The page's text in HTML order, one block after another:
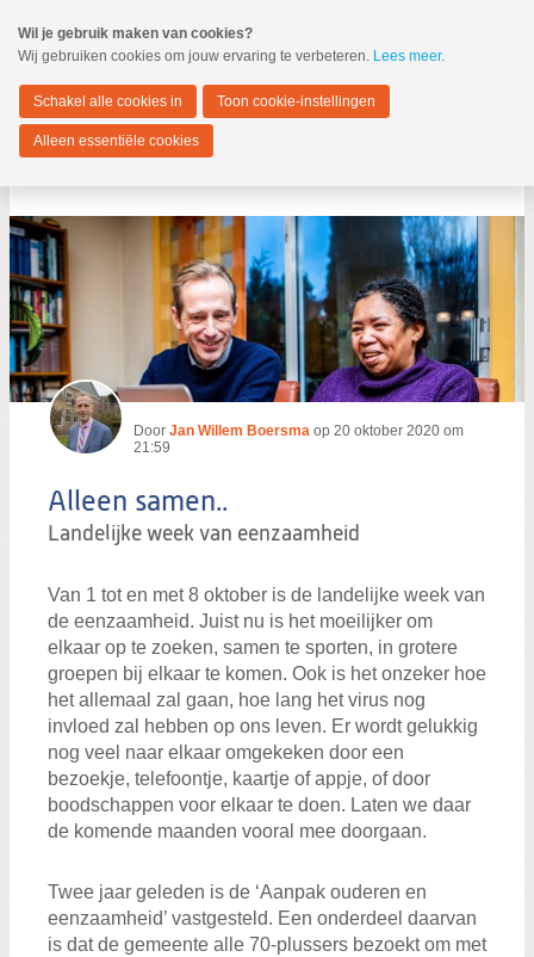
naar
Spring
de
inhoud
Spring
naar
Dordrecht
MENU
Zoeken:
Zoeken
Door Jan Willem Boersma op 20 oktober 2020 om
21:59
Alleen samen..
Landelijke week van eenzaamheid
Van 1 tot en met 8 oktober is de landelijke week van
de eenzaamheid. Juist nu is het moeilijker om
elkaar op te zoeken, samen te sporten, in grotere
groepen bij elkaar te komen. Ook is het onzeker hoe
het allemaal zal gaan, hoe lang het virus nog
invloed zal hebben op ons leven. Er wordt gelukkig
nog veel naar elkaar omgekeken door een
bezoekje, telefoontje, kaartje of appje, of door
boodschappen voor elkaar te doen. Laten we daar
de komende maanden vooral mee doorgaan.
Twee jaar geleden is de ‘Aanpak ouderen en
eenzaamheid’ vastgesteld. Een onderdeel daarvan
is dat de gemeente alle 70-plussers bezoekt om met
Wil je gebruik maken van cookies?
Wij gebruiken cookies om jouw ervaring te verbeteren. Lees meer.
Schakel alle cookies in Toon cookie-instellingen
Alleen essentiële cookies